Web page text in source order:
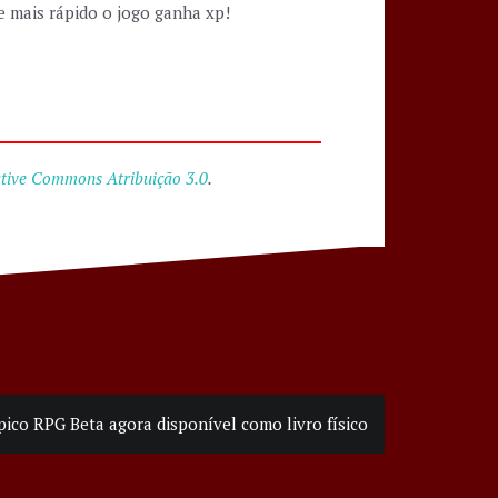
mais rápido o jogo ganha xp!
Commons Atribuição 3.0.
RPG Beta agora disponível como livro físico